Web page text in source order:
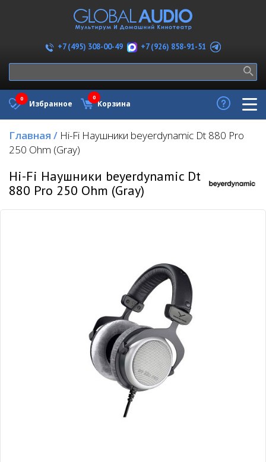
+7 (495) 308-00-49 +7 (926) 858-91-51
Избранное
0
Корзина
0
Главная / Hi-Fi Наушники beyerdynamic Dt 880 Pro
250 Ohm (Gray)
Hi-Fi Наушники beyerdynamic Dt
880 Pro 250 Ohm (Gray)